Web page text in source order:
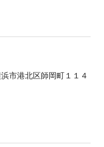
市港北区師岡町１１４